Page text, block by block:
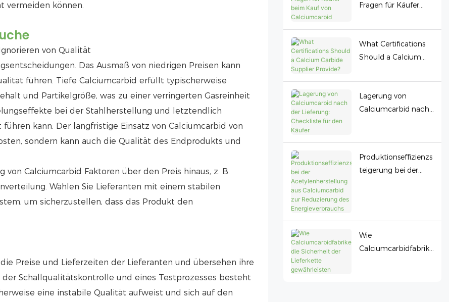
vermeiden können.
von Qualität
Das Ausmaß von niedrigen Preisen kann
führen. Tiefe Calciumcarbid erfüllt typischerweise
und Partikelgröße, was zu einer verringerten Gasreinheit
bei der Stahlherstellung und letztendlich
kann. Der langfristige Einsatz von Calciumcarbid von
sondern kann auch die Qualität des Endprodukts und
Calciumcarbid Faktoren über den Preis hinaus, z. B.
Wählen Sie Lieferanten mit einem stabilen
um sicherzustellen, dass das Produkt den
Preise und Lieferzeiten der Lieferanten und übersehen ihre
Schallqualitätskontrolle und eines Testprozesses besteht
eine instabile Qualität aufweist und sich auf den
Fragen für Käufer
Calciumcarbid
What Certifications
Should a Calcium
Provide?
Lagerung von
Calciumcarbid nach
Produktionseffizienzs
teigerung bei der
Energieverbrauchs
Wie
Calciumcarbidfabrike